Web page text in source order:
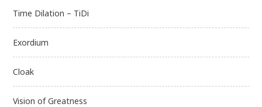
Time Dilation – TiDi
Exordium
Cloak
Vision of Greatness